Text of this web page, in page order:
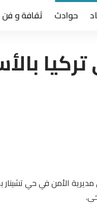
حوادث ثقافة و فن
الأمن في حي تشينار